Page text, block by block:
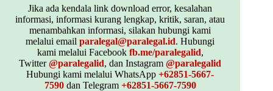
Jika ada kendala link download error, kesalahan
informasi, informasi kurang lengkap, kritik, saran, atau
menambahkan informasi, silakan hubungi kami
melalui emailparalegal@paralegal.id. Hubungi
kami melalui Facebook fb.me/paralegalid,
Twitter@paralegalid, dan Instagram@paralegalid
Hubungi kami melalui WhatsApp+62851-5667-
7590dan Telegram +62851-5667-7590